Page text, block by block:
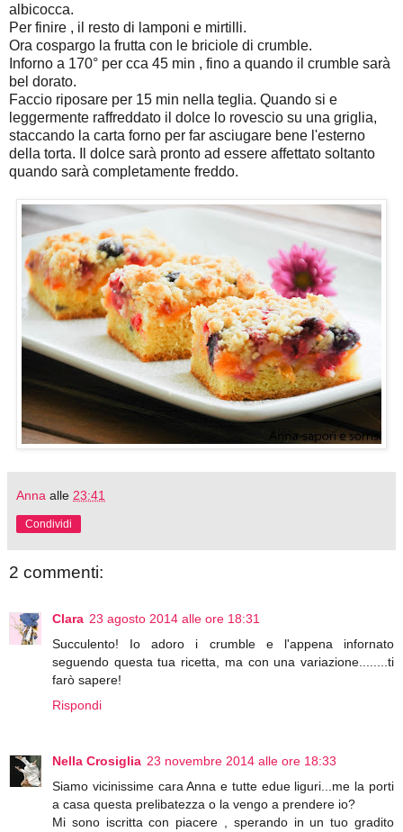
albicocca.
Per finire , il resto di lamponi e mirtilli.
Ora cospargo la frutta con le briciole di crumble.
Inforno a 170° per cca 45 min , fino a quando il crumble sarà
bel dorato.
Faccio riposare per 15 min nella teglia. Quando si e
leggermente raffreddato il dolce lo rovescio su una griglia,
staccando la carta forno per far asciugare bene l'esterno
della torta. Il dolce sarà pronto ad essere affettato soltanto
quando sarà completamente freddo.
Anna alle 23:41
Condividi
2 commenti:
Clara 23 agosto 2014 alle ore 18:31
Succulento! Io adoro i crumble e l'appena infornato
seguendo questa tua ricetta, ma con una variazione........ti
farò sapere!
Rispondi
Nella Crosiglia 23 novembre 2014 alle ore 18:33
Siamo vicinissime cara Anna e tutte edue liguri...me la porti
a casa questa prelibatezza o la vengo a prendere io?
Mi sono iscritta con piacere , sperando in un tuo gradito